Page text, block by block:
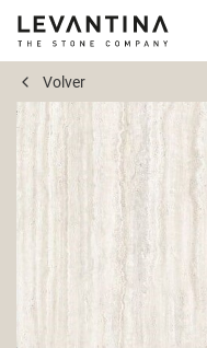
Corporativo
Materiales
Proyectos
Volver